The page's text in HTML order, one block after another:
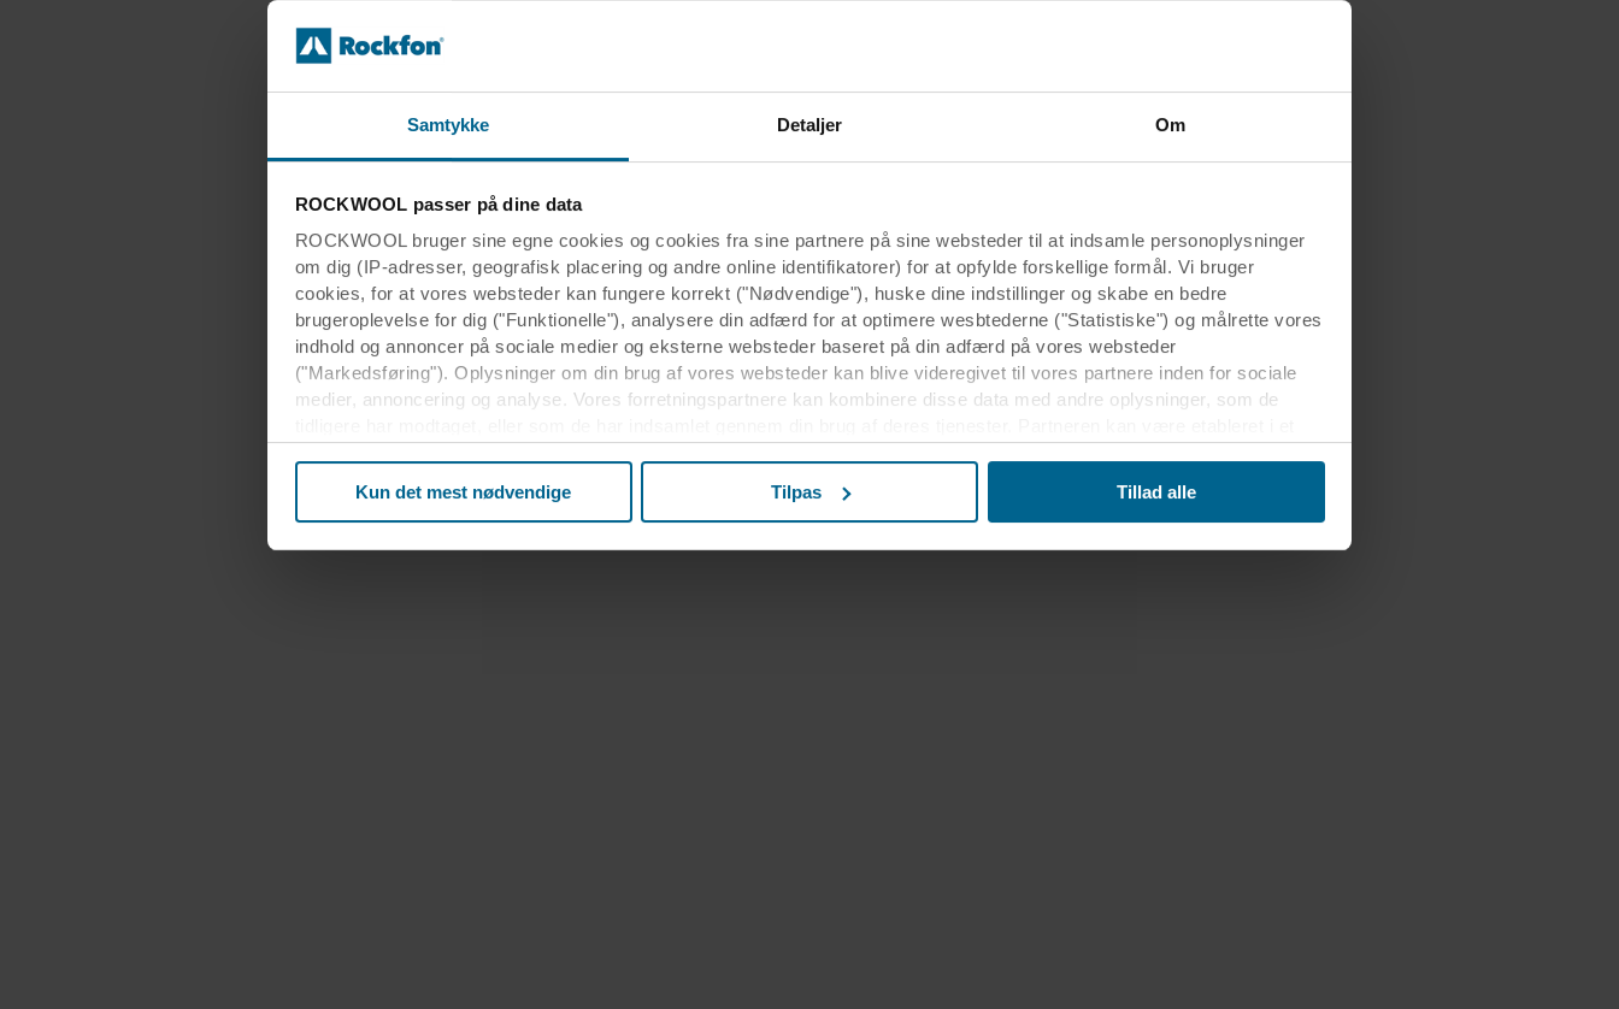
Samtykke Detaljer Om
ROCKWOOL passer på dine data
ROCKWOOL bruger sine egne cookies og cookies fra sine partnere på sine websteder til at indsamle personoplysninger
om dig (IP-adresser, geografisk placering og andre online identifikatorer) for at opfylde forskellige formål. Vi bruger
cookies, for at vores websteder kan fungere korrekt ("Nødvendige"), huske dine indstillinger og skabe en bedre
brugeroplevelse for dig ("Funktionelle"), analysere din adfærd for at optimere wesbtederne ("Statistiske") og målrette vores
indhold og annoncer på sociale medier og eksterne websteder baseret på din adfærd på vores websteder
("Markedsføring"). Oplysninger om din brug af vores websteder kan blive videregivet til vores partnere inden for sociale
medier, annoncering og analyse. Vores forretningspartnere kan kombinere disse data med andre oplysninger, som de
Kun det mest nødvendige Tilpas Tillad alle